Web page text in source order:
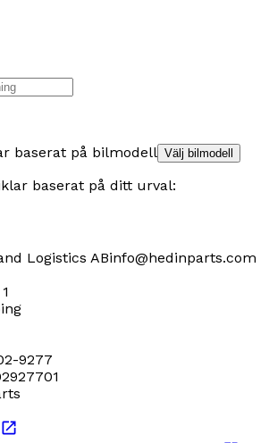
baserat på bilmodell Välj bilmodell
baserat på ditt urval:
Logistics ABinfo@hedinparts.com
9277